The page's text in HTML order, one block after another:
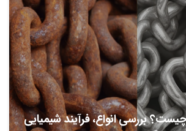
بررسی انواع، فرآیند شیمیایی